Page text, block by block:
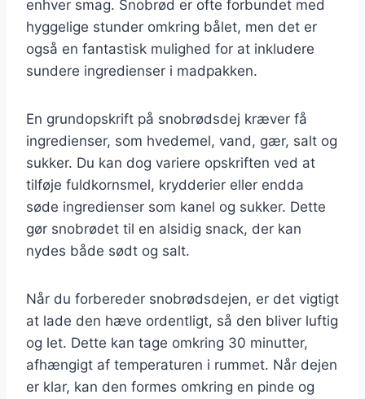
enhver smag. Snobrød er ofte forbundet med
hyggelige stunder omkring bålet, men det er
også en fantastisk mulighed for at inkludere
sundere ingredienser i madpakken.
En grundopskrift på snobrødsdej kræver få
ingredienser, som hvedemel, vand, gær, salt og
sukker. Du kan dog variere opskriften ved at
tilføje fuldkornsmel, krydderier eller endda
søde ingredienser som kanel og sukker. Dette
gør snobrødet til en alsidig snack, der kan
nydes både sødt og salt.
Når du forbereder snobrødsdejen, er det vigtigt
at lade den hæve ordentligt, så den bliver luftig
og let. Dette kan tage omkring 30 minutter,
afhængigt af temperaturen i rummet. Når dejen
er klar, kan den formes omkring en pinde og